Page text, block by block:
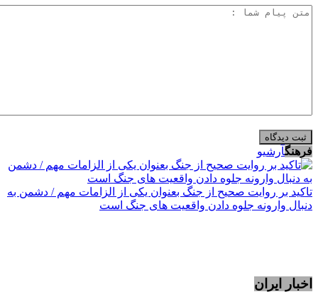
فرهنگآرشیو
تاکید بر روایت صحیح از جنگ بعنوان یکی از الزامات مهم / دشمن به
دنبال وارونه جلوه دادن واقعیت های جنگ است
اخبار ایران